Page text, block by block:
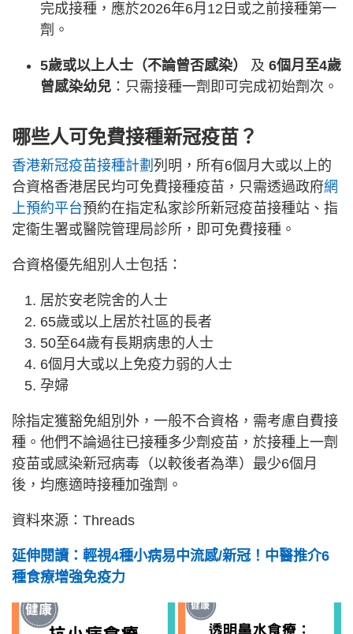
完成接種，應於2026年6月12日或之前接種第一
劑。
5歲或以上人士（不論曾否感染） 及 6個月至4歲
曾感染幼兒 ：只需接種一劑即可完成初始劑次。
哪些人可免費接種新冠疫苗？
香港新冠疫苗接種計劃 列明，所有6個月大或以上的
合資格香港居民均可免費接種疫苗，只需透過政府網
上預約平台預約在指定私家診所新冠疫苗接種站、指
定衞生署或醫院管理局診所，即可免費接種。
合資格優先組別人士包括：
居於安老院舍的人士
65歲或以上居於社區的長者
50至64歲有長期病患的人士
6個月大或以上免疫力弱的人士
孕婦
除指定獲豁免組別外，一般不合資格，需考慮自費接
種。他們不論過往已接種多少劑疫苗，於接種上一劑
疫苗或感染新冠病毒（以較後者為準）最少6個月
後，均應適時接種加強劑。
資料來源：Threads
延伸閱讀：輕視4種小病易中流感/新冠！中醫推介6
種食療增強免疫力